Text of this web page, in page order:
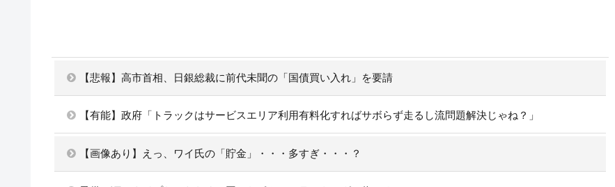
【悲報】高市首相、日銀総裁に前代未聞の「国債買い入れ」を要請
【有能】政府「トラックはサービスエリア利用有料化すればサボらず走るし流問題解決じゃね？」
【画像あり】えっ、ワイ氏の「貯金」・・・多すぎ・・・？